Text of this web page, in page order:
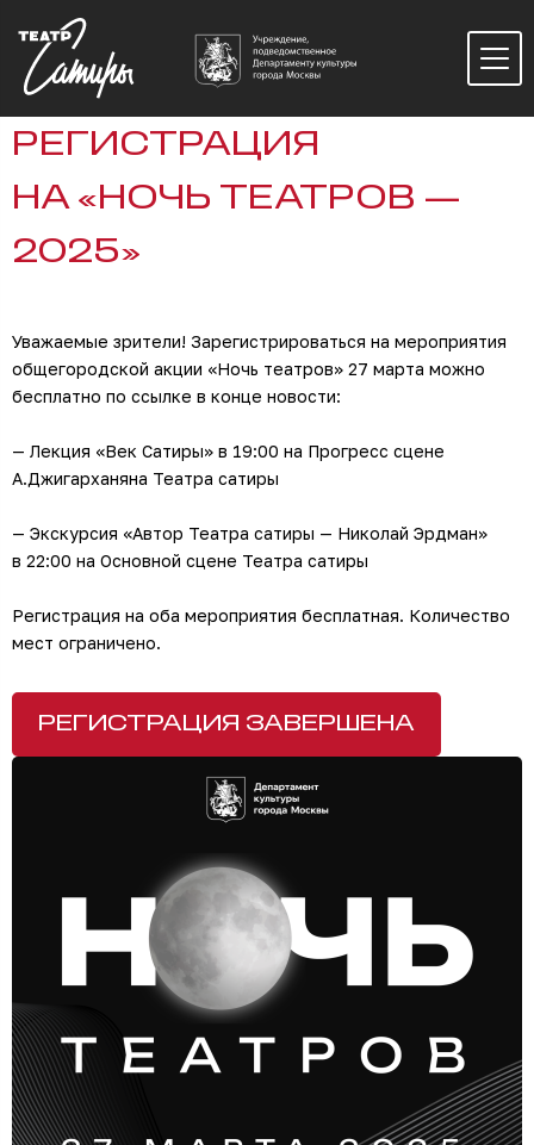
РЕГИСТРАЦИЯ
НА «НОЧЬ ТЕАТРОВ —
2025»
Уважаемые зрители! Зарегистрироваться на мероприятия
общегородской акции «Ночь театров» 27 марта можно
бесплатно по ссылке в конце новости:
— Лекция «Век Сатиры» в 19:00 на Прогресс сцене
А.Джигарханяна Театра сатиры
— Экскурсия «Автор Театра сатиры — Николай Эрдман»
в 22:00 на Основной сцене Театра сатиры
Регистрация на оба мероприятия бесплатная. Количество
мест ограничено.
РЕГИСТРАЦИЯ ЗАВЕРШЕНА